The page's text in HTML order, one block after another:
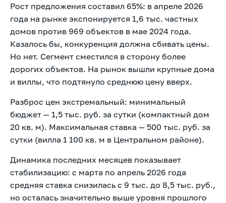
Рост предложения составил 65%: в апреле 2026
года на рынке экспонируется 1,6 тыс. частных
домов против 969 объектов в мае 2024 года.
Казалось бы, конкуренция должна сбивать цены.
Но нет. Сегмент сместился в сторону более
дорогих объектов. На рынок вышли крупные дома
и виллы, что подтянуло среднюю цену вверх.
Разброс цен экстремальный: минимальный
бюджет — 1,5 тыс. руб. за сутки (компактный дом
20 кв. м). Максимальная ставка — 500 тыс. руб. за
сутки (вилла 1 100 кв. м в Центральном районе).
Динамика последних месяцев показывает
стабилизацию: с марта по апрель 2026 года
средняя ставка снизилась с 9 тыс. до 8,5 тыс. руб.,
но осталась значительно выше уровня прошлого